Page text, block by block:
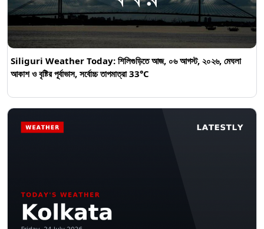
Siliguri Weather Today: শিলিগুড়িতে আজ, ০৬ আগস্ট, ২০২৬, মেঘলা
আকাশ ও বৃষ্টির পূর্বাভাস, সর্বোচ্চ তাপমাত্রা 33°C